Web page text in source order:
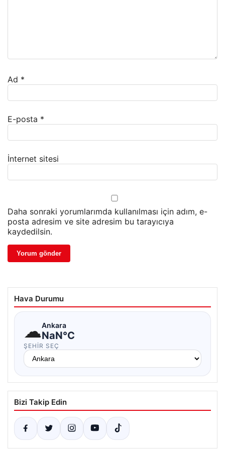
Ad *
E-posta *
İnternet sitesi
Daha sonraki yorumlarımda kullanılması için adım, e-
posta adresim ve site adresim bu tarayıcıya
kaydedilsin.
Hava Durumu
☁Ankara
NaN°C
ŞEHIR SEÇ
Bizi Takip Edin